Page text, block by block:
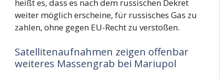
heißt es, dass es nach dem russischen Dekret
weiter möglich erscheine, für russisches Gas zu
zahlen, ohne gegen EU-Recht zu verstoßen.
Satellitenaufnahmen zeigen offenbar
weiteres Massengrab bei Mariupol